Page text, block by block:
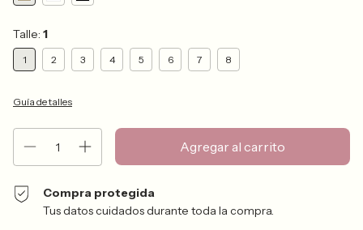
Talle: 1
1 2 3 4 5 6 7 8
Guía de talles
Compra protegida
Tus datos cuidados durante toda la compra.